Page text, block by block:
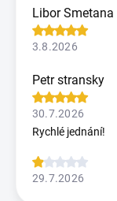
Libor Smetana
3.8.2026
Petr stransky
30.7.2026
Rychlé jednání!
29.7.2026